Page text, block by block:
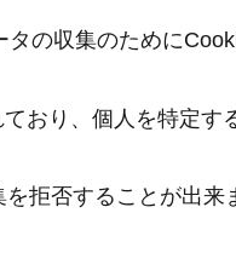
の収集のために
おり、個人を特定す
拒否することが出